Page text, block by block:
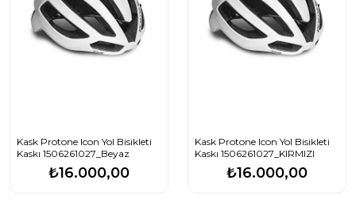
Kask Protone Icon Yol Bisikleti
Kaskı 1506261027_Beyaz
₺16.000,00
Kask Protone Icon Yol Bisikleti
Kaskı 1506261027_KIRMIZI
₺16.000,00